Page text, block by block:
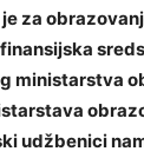
za
ministarstva
udžbenici